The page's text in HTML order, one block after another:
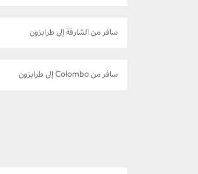
سافر من الشارقة إلى طرابزون
سافر من Colombo إلى طرابزون